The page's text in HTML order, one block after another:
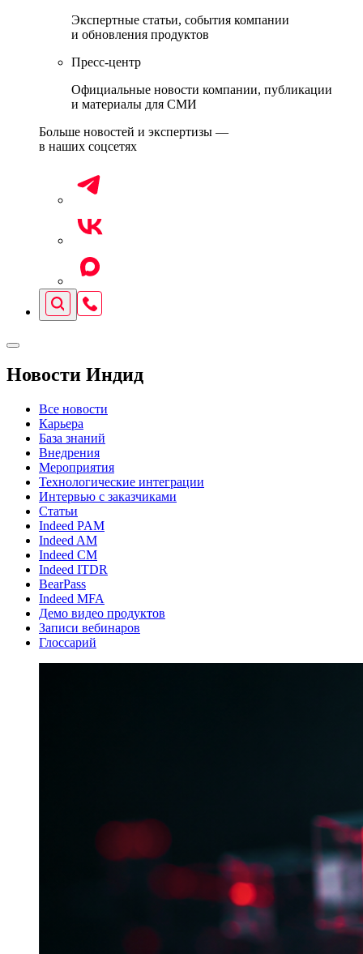
Экспертные статьи, события компании
и обновления продуктов
Пресс-центр
Официальные новости компании, публикации
и материалы для СМИ
Больше новостей и экспертизы —
в наших соцсетях
Новости Индид
Все новости
Карьера
База знаний
Внедрения
Мероприятия
Технологические интеграции
Интервью с заказчиками
Статьи
Indeed PAM
Indeed AM
Indeed CM
Indeed ITDR
BearPass
Indeed MFA
Демо видео продуктов
Записи вебинаров
Глоссарий